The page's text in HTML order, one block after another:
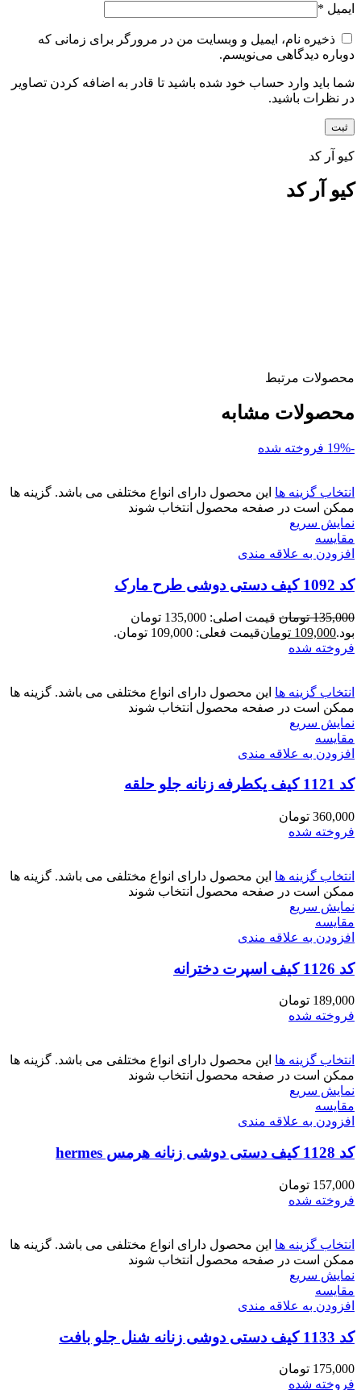
ایمیل *
ذخیره نام، ایمیل و وبسایت من در مرورگر برای زمانی که
دوباره دیدگاهی می‌نویسم.
شما باید وارد حساب خود شده باشید تا قادر به اضافه کردن تصاویر
در نظرات باشید.
کیو آر کد
کیو آر کد
محصولات مرتبط
محصولات مشابه
-19% فروخته شده
انتخاب گزینه ها این محصول دارای انواع مختلفی می باشد. گزینه ها
ممکن است در صفحه محصول انتخاب شوند
نمایش سریع
مقايسه
افزودن به علاقه مندی
کد 1092 کیف دستی دوشی طرح مارک
135,000 تومان
قیمت اصلی: 135,000 تومان
بود.109,000 تومانقیمت فعلی: 109,000 تومان.
فروخته شده
انتخاب گزینه ها این محصول دارای انواع مختلفی می باشد. گزینه ها
ممکن است در صفحه محصول انتخاب شوند
نمایش سریع
مقايسه
افزودن به علاقه مندی
کد 1121 کیف یکطرفه زنانه جلو حلقه
360,000 تومان
فروخته شده
انتخاب گزینه ها این محصول دارای انواع مختلفی می باشد. گزینه ها
ممکن است در صفحه محصول انتخاب شوند
نمایش سریع
مقايسه
افزودن به علاقه مندی
کد 1126 کیف اسپرت دخترانه
189,000 تومان
فروخته شده
انتخاب گزینه ها این محصول دارای انواع مختلفی می باشد. گزینه ها
ممکن است در صفحه محصول انتخاب شوند
نمایش سریع
مقايسه
افزودن به علاقه مندی
کد 1128 کیف دستی دوشی زنانه هرمس hermes
157,000 تومان
فروخته شده
انتخاب گزینه ها این محصول دارای انواع مختلفی می باشد. گزینه ها
ممکن است در صفحه محصول انتخاب شوند
نمایش سریع
مقايسه
افزودن به علاقه مندی
کد 1133 کیف دستی دوشی زنانه شنل جلو بافت
175,000 تومان
فروخته شده